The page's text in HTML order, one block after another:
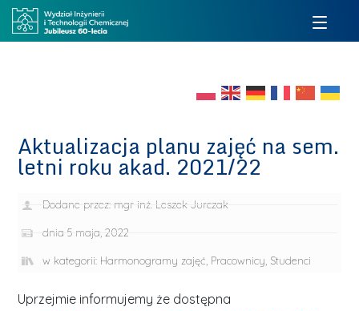
Aktualizacja planu zajęć na sem.
letni roku akad. 2021/22
Dodane przez: mgr inż. Leszek Jurczak
dnia 5 maja, 2022
w kategorii: Harmonogramy zajęć, Pracownicy, Studenci
Uprzejmie informujemy że dostępna